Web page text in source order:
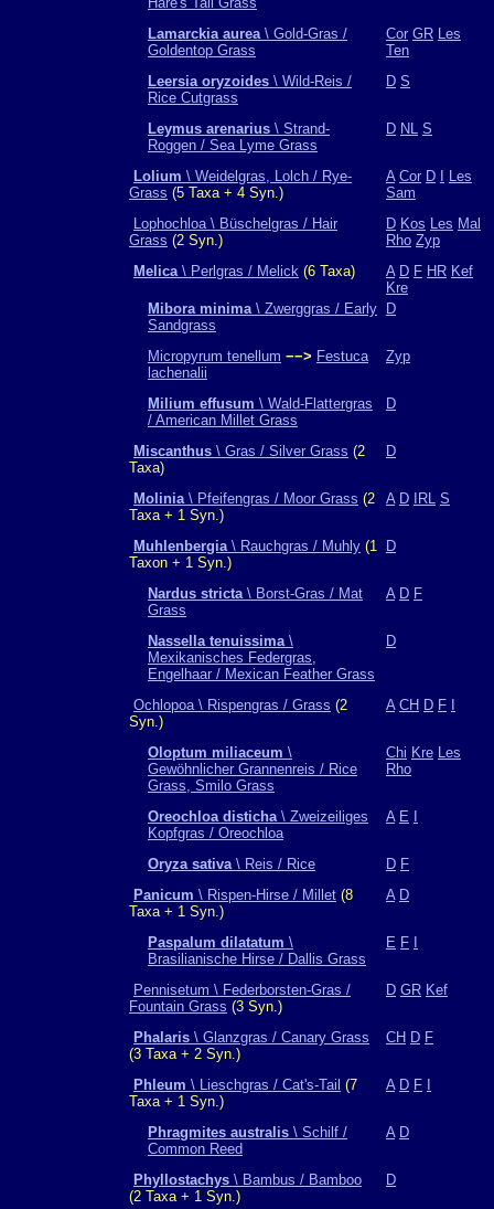
Lamarckia aurea\ Gold-Gras /
Goldentop Grass
Cor GR Les
Ten
Leersia oryzoides \ Wild-Reis /
Rice Cutgrass
D S
Leymus arenarius \ Strand-
Roggen / Sea Lyme Grass
D NL S
Lolium \ Weidelgras, Lolch / Rye-
Grass (5 Taxa + 4 Syn.)
A Cor D
Les
Sam
Lophochloa \ Büschelgras / Hair
Grass (2 Syn.)
D Kos Les Mal
Rho Zyp
Melica\ Perlgras / Melick (6 Taxa) A D F HR Kef
Kre
Mibora minima\ Zwerggras / Early
Sandgrass
D
Micropyrum tenellum −−> Festuca
lachenalii
Zyp
Milium effusum \ Wald-Flattergras
/ American Millet Grass
D
Miscanthus \ Gras / Silver Grass (2
Taxa)
D
Molinia\ Pfeifengras / Moor Grass (2
Taxa + 1 Syn.)
A D IRL S
Muhlenbergia\ Rauchgras / Muhly (1
Taxon + 1 Syn.)
D
Nardus stricta\ Borst-Gras / Mat
Grass
A D F
Nassella tenuissima\
Mexikanisches Federgras,
Engelhaar / Mexican Feather Grass
D
Ochlopoa \ Rispengras / Grass (2
Syn.)
A CH D F
Oloptum miliaceum \
Gewöhnlicher Grannenreis / Rice
Grass, Smilo Grass
Chi Kre Les
Rho
Oreochloa disticha\ Zweizeiliges
Kopfgras / Oreochloa
A E
Oryza sativa\ Reis / Rice D F
Panicum \ Rispen-Hirse / Millet (8
Taxa + 1 Syn.)
A D
Paspalum dilatatum \
Brasilianische Hirse / Dallis Grass
E F
Pennisetum \ Federborsten-Gras /
Fountain Grass (3 Syn.)
D GR Kef
Phalaris \ Glanzgras / Canary Grass
(3 Taxa + 2 Syn.)
CH D F
Phleum \ Lieschgras / Cat's-Tail (7
Taxa + 1 Syn.)
A D F
Phragmites australis \ Schilf /
Common Reed
A D
Phyllostachys \ Bambus / Bamboo
(2 Taxa + 1 Syn.)
D